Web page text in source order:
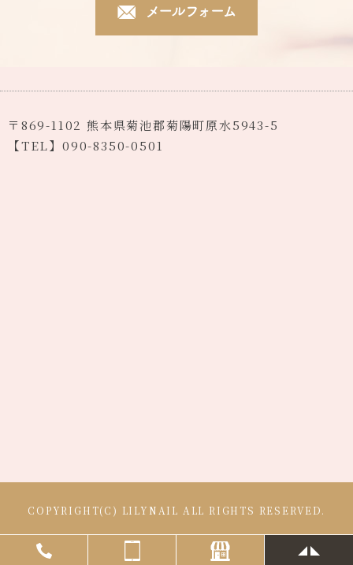
〒869-1102 熊本県菊池郡菊陽町原水5943-5
【TEL】090-8350-0501
COPYRIGHT(C) LILYNAIL ALL RIGHTS RESERVED.